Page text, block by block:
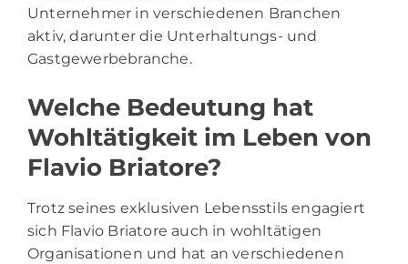
Unternehmer in verschiedenen Branchen
aktiv, darunter die Unterhaltungs- und
Gastgewerbebranche.
Welche Bedeutung hat
Wohltätigkeit im Leben von
Flavio Briatore?
Trotz seines exklusiven Lebensstils engagiert
sich Flavio Briatore auch in wohltätigen
Organisationen und hat an verschiedenen